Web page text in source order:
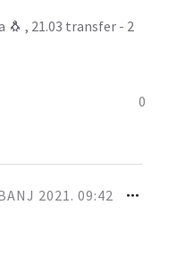
0
, 21.03 transfer - 2
2021. 09:42